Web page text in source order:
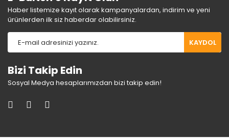
Haber listemize kayıt olarak kampanyalardan, indirim ve yeni
ürünlerden ilk siz haberdar olabilirsiniz.
KAYDOL
Bizi Takip Edin
Sosyal Medya hesaplarımızdan bizi takip edin!